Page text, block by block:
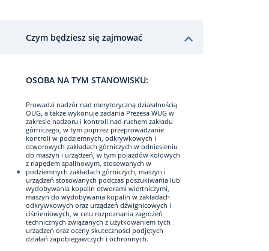
Czym będziesz się zajmować
OSOBA NA TYM STANOWISKU:
Prowadzi nadzór nad merytoryczną działalnością
OUG, a także wykonuje zadania Prezesa WUG w
zakresie nadzoru i kontroli nad ruchem zakładu
górniczego, w tym poprzez przeprowadzanie
kontroli w podziemnych, odkrywkowych i
otworowych zakładach górniczych w odniesieniu
do maszyn i urządzeń, w tym pojazdów kołowych
z napędem spalinowym, stosowanych w
podziemnych zakładach górniczych, maszyn i
urządzeń stosowanych podczas poszukiwania lub
wydobywania kopalin otworami wiertniczymi,
maszyn do wydobywania kopalin w zakładach
odkrywkowych oraz urządzeń dźwignicowych i
ciśnieniowych, w celu rozpoznania zagrożeń
technicznych związanych z użytkowaniem tych
urządzeń oraz oceny skuteczności podjętych
działań zapobiegawczych i ochronnych.